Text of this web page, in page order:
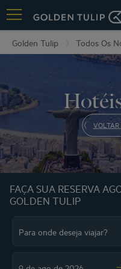
Golden Tulip Todos Os
VOLTAR
FAÇA SUA RESERVA
GOLDEN TULIP